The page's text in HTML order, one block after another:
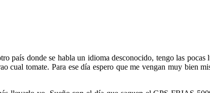
donde se habla un idioma desconocido, tengo las pocas
cual tomate. Para ese día espero que me vengan muy bien